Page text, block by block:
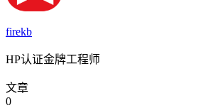
firekb
HP认证金牌工程师
文章
0